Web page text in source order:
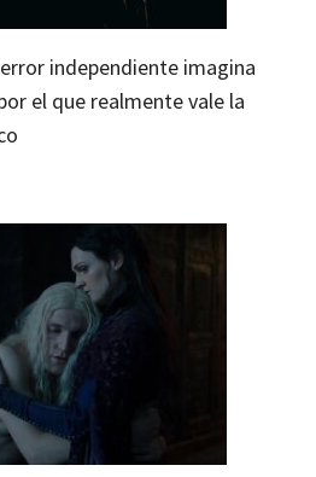
independiente imagina
el que realmente vale la